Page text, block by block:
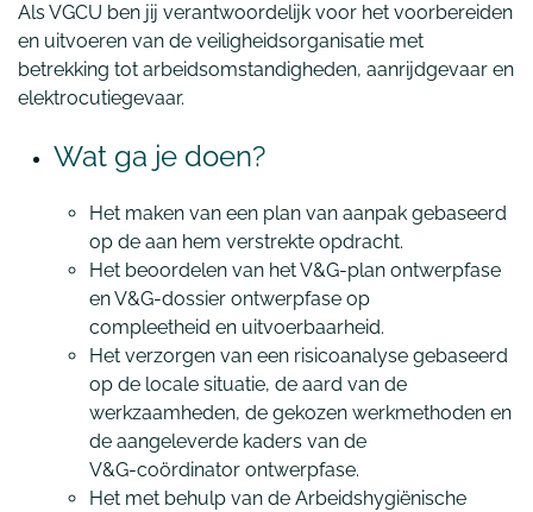
Als VGCU ben jij verantwoordelijk voor het voorbereiden
en uitvoeren van de veiligheidsorganisatie met
betrekking tot arbeidsomstandigheden, aanrijdgevaar en
elektrocutiegevaar.
Wat ga je doen?
Het maken van een plan van aanpak gebaseerd
op de aan hem verstrekte opdracht.
Het beoordelen van het V&G-plan ontwerpfase
en V&G-dossier ontwerpfase op
compleetheid en uitvoerbaarheid.
Het verzorgen van een risicoanalyse gebaseerd
op de locale situatie, de aard van de
werkzaamheden, de gekozen werkmethoden en
de aangeleverde kaders van de
V&G-coördinator ontwerpfase.
Het met behulp van de Arbeidshygiënische